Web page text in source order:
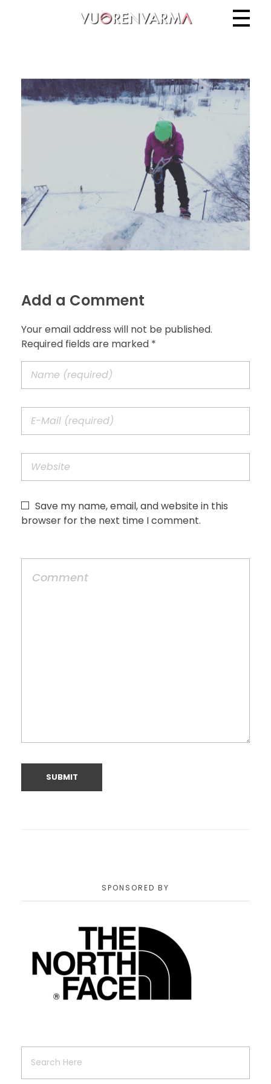
Add a Comment
Your email address will not be published.
Required fields are marked *
Save my name, email, and website in this
browser for the next time I comment.
SPONSORED BY